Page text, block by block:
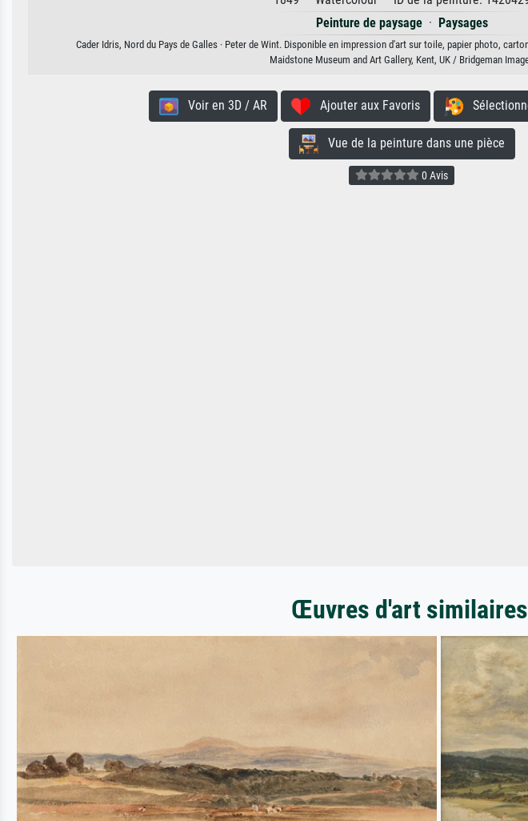
Peinture de paysage· Paysages
Cader Idris, Nord du Pays de Galles · Peter de Wint. Disponible en impression d'art sur toile, papier photo,
Maidstone Museum and Art Gallery, Kent, UK / Bridgeman
Voir en 3D / AR Ajouter aux Favoris
Vue de la peinture dans une pièce
0 Avis
Œuvres d'art